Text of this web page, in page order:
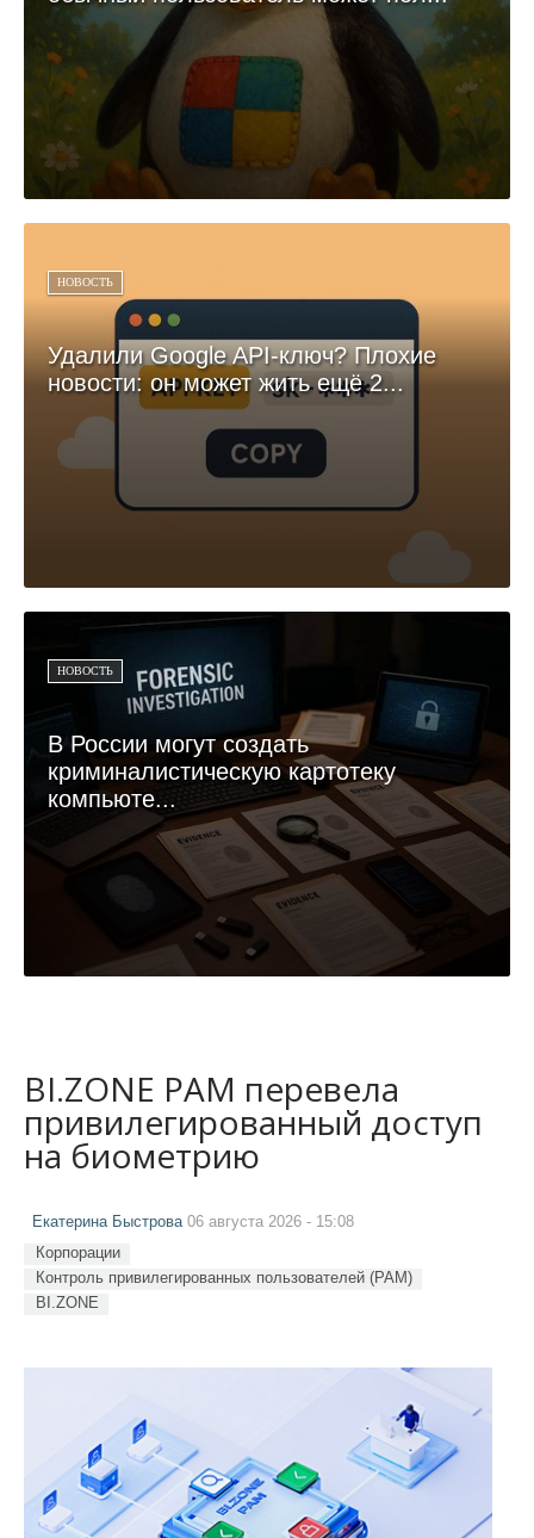
НОВОСТЬ
Удалили Google API-ключ? Плохие
новости: он может жить ещё 2...
НОВОСТЬ
В России могут создать
криминалистическую картотеку
компьюте...
BI.ZONE PAM перевела
привилегированный доступ
на биометрию
Екатерина Быстрова06 августа 2026 - 15:08
Корпорации
Контроль привилегированных пользователей (PAM)
BI.ZONE